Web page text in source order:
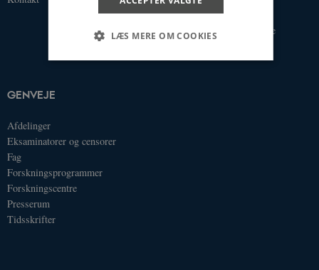
Tilvalg
Efter- og videreuddannelse
GENVEJE
Afdelinger
Eksaminatorer og censorer
Fag
Forskningsprogrammer
Forskningscentre
Presserum
Tidsskrifter
LÆS MERE OM COOKIES
grundlæggende funktioner som navigation mm.
Hjemmesiden kan ikke fungerer uden disse